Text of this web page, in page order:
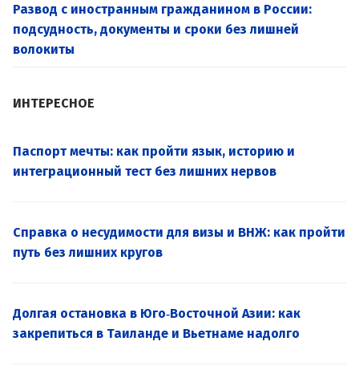
Развод с иностранным гражданином в России:
подсудность, документы и сроки без лишней
волокиты
ИНТЕРЕСНОЕ
Паспорт мечты: как пройти язык, историю и
интеграционный тест без лишних нервов
Справка о несудимости для визы и ВНЖ: как пройти
путь без лишних кругов
Долгая остановка в Юго‑Восточной Азии: как
закрепиться в Таиланде и Вьетнаме надолго